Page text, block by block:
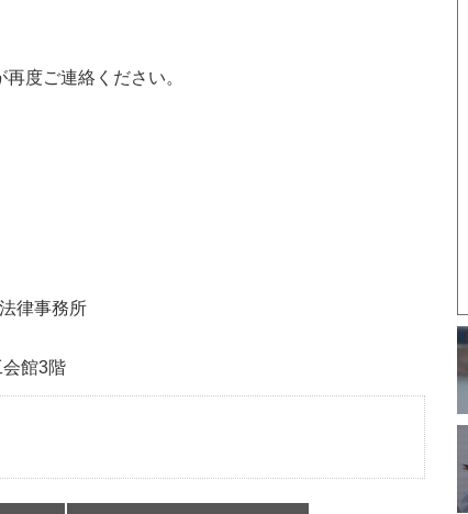
度ご連絡ください。
律事務所
館3階